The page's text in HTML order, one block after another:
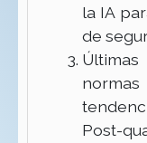
la IA
de
Post-